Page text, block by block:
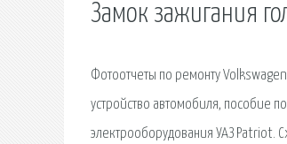
Замок зажигания
Фотоотчеты по ремонту
устройство автомобиля, пособие
электрооборудования УАЗ Patriot.